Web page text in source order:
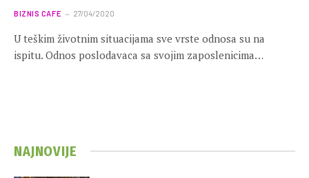
BIZNIS CAFE 27/04/2020
U teškim životnim situacijama sve vrste odnosa su na
ispitu. Odnos poslodavaca sa svojim zaposlenicima…
NAJNOVIJE